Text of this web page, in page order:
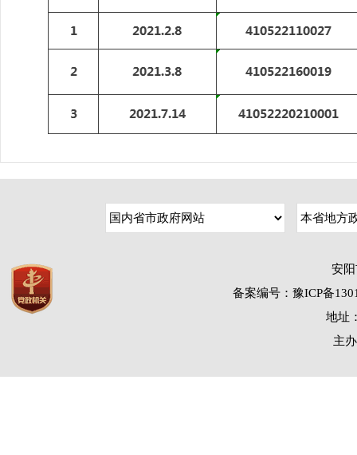
安
备案编号：豫ICP备
地址
主